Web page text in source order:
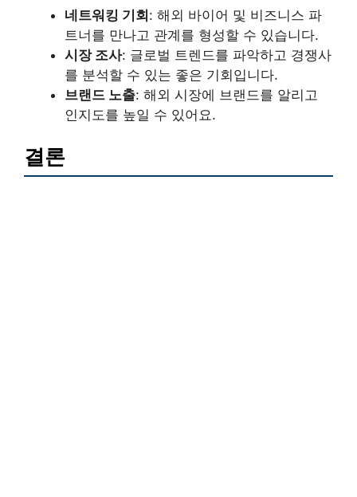
네트워킹 기회: 해외 바이어 및 비즈니스 파
트너를 만나고 관계를 형성할 수 있습니다.
시장 조사: 글로벌 트렌드를 파악하고 경쟁사
를 분석할 수 있는 좋은 기회입니다.
브랜드 노출: 해외 시장에 브랜드를 알리고
인지도를 높일 수 있어요.
결론